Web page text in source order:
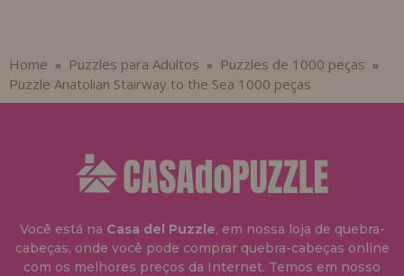
Home » Puzzles para Adultos » Puzzles de 1000 peças »
Puzzle Anatolian Stairway to the Sea 1000 peças
Você está na Casa del Puzzle, em nossa loja de quebra-
cabeças, onde você pode comprar quebra-cabeças online
com os melhores preços da Internet. Temos em nosso